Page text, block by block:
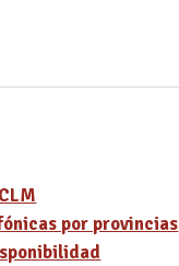
por provincias